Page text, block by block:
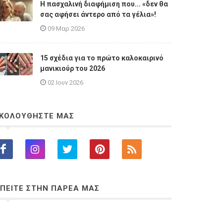
Η πασχαλινή διαφήμιση που... «δεν θα
σας αφήσει άντερο από τα γέλια»!
09 Μαρ 2026
15 σχέδια για το πρώτο καλοκαιρινό
μανικιούρ του 2026
02 Ιουν 2026
ΜΑΣ
ΣΤΗΝ ΠΑΡΕΑ ΜΑΣ